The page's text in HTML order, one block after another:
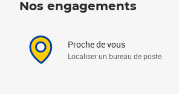
Nos engagements
Proche de vous
Localiser un bureau de poste